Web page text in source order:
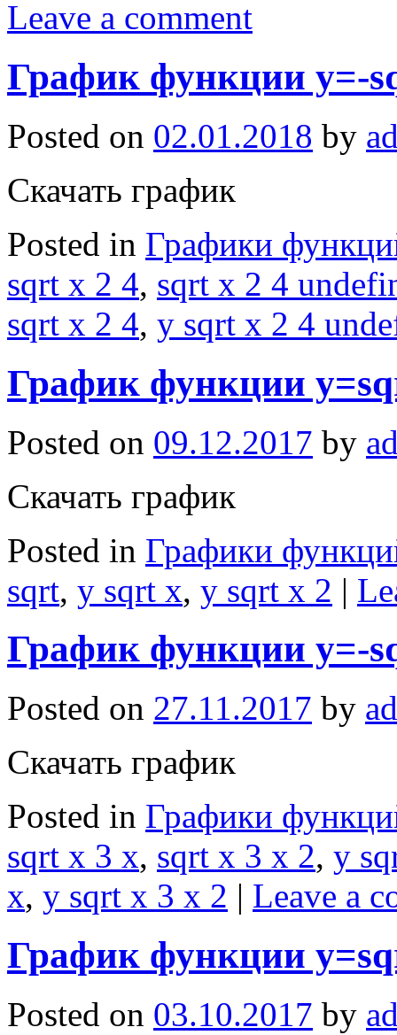
Leave a comment
График функции y=-
Posted on 02.01.2018 by
Скачать график
Posted in Графики
sqrt x 2 4, sqrt x 2 4
sqrt x 2 4, y sqrt x 2 4
График функции
Posted on 09.12.2017 by
Скачать график
Posted in Графики
sqrt, y sqrt x, y sqrt x 2 |
График функции y=-
Posted on 27.11.2017 by
Скачать график
Posted in Графики
sqrt x 3 x, sqrt x 3 x 2, y
x, y sqrt x 3 x 2 | Leave a
График функции
Posted on 03.10.2017 by